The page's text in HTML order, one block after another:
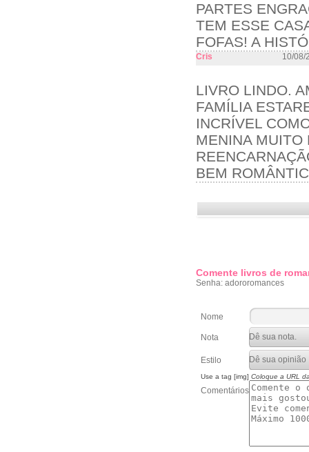
PARTES
TEM ESSE
FOFAS! A
Cris 10/08/
LIVRO LINDO.
FAMÍLIA
INCRÍVEL
MENINA MUITO
BEM
Comente livros de
Senha: adororomances
Nome
Nota
Estilo
Use a tag [img] Coloque a URL
Comentários